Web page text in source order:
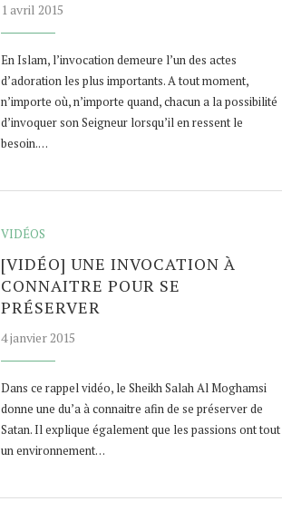
1 avril 2015
En Islam, l’invocation demeure l’un des actes
d’adoration les plus importants. A tout moment,
n’importe où, n’importe quand, chacun a la possibilité
d’invoquer son Seigneur lorsqu’il en ressent le
besoin.…
VIDÉOS
[VIDÉO] UNE INVOCATION À
CONNAITRE POUR SE
PRÉSERVER
4 janvier 2015
Dans ce rappel vidéo, le Sheikh Salah Al Moghamsi
donne une du’a à connaitre afin de se préserver de
Satan. Il explique également que les passions ont tout
un environnement…